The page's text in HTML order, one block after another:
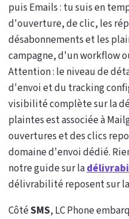
puis Emails : tu suis en
d'ouverture, de clic, les
désabonnements et les
campagne, d'un workflow
Attention : le niveau de
d'envoi et du tracking
visibilité complète sur la
plaintes est associée à
ouvertures et des clics
domaine d'envoi dédié.
notre guide sur la
délivrabilité reposent sur
CôtéSMS, LC Phone